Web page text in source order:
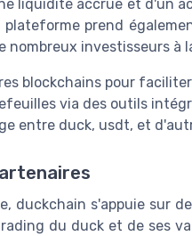
liquidité accrue et d'un
prend
investisseurs à
blockchains pour
via des outils
entre duck, usdt, et
duckchain s'appuie sur
du duck et de ses